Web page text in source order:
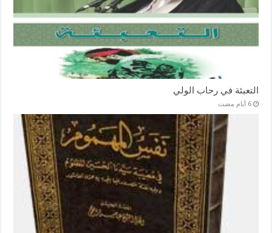
التعبئة في رحاب الولي
‏6 أيام مضت